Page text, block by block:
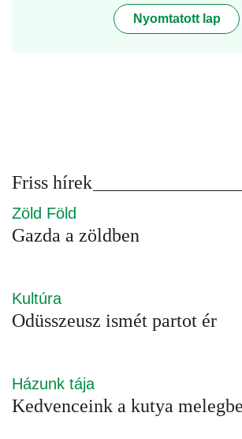
Nyomtatott lap
Friss hírek
Zöld Föld
Gazda a zöldben
Kultúra
Odüsszeusz ismét partot ér
Házunk tája
Kedvenceink a kutya